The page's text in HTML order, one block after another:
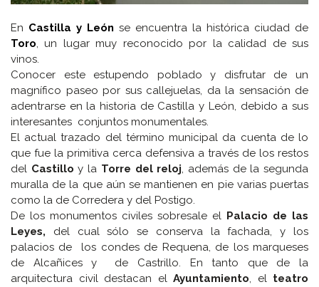
En Castilla y León se encuentra la histórica ciudad de
Toro, un lugar muy reconocido por la calidad de sus
vinos.
Conocer este estupendo poblado y disfrutar de un
magnífico paseo por sus callejuelas, da la sensación de
adentrarse en la historia de Castilla y León, debido a sus
interesantes conjuntos monumentales.
El actual trazado del término municipal da cuenta de lo
que fue la primitiva cerca defensiva a través de los restos
del Castilloy la Torre del reloj, además de la segunda
muralla de la que aún se mantienen en pie varias puertas
como la de Corredera y del Postigo.
De los monumentos civiles sobresale el Palacio de las
Leyes, del cual sólo se conserva la fachada, y los
palacios de los condes de Requena, de los marqueses
de Alcañices y de Castrillo. En tanto que de la
arquitectura civil destacan el Ayuntamiento, el teatro